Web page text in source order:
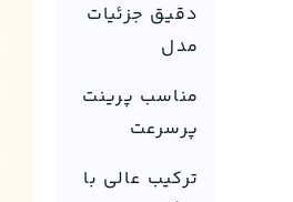
دقیق جزئیات
مدل
مناسب پرینت
پرسرعت
ترکیب عالی با